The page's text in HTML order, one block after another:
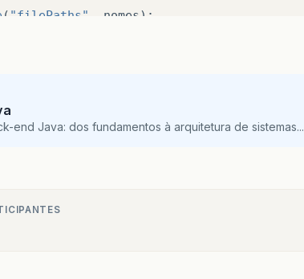
( "filePaths" nomes);
end Java: dos fundamentos à arquitetura de sistemas...